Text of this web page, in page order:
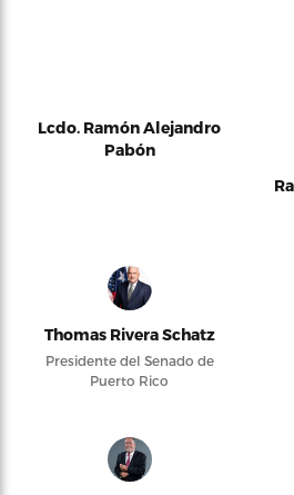
Lcdo. Ramón Alejandro
Pabón
Thomas Rivera Schatz
Presidente del Senado de
Puerto Rico